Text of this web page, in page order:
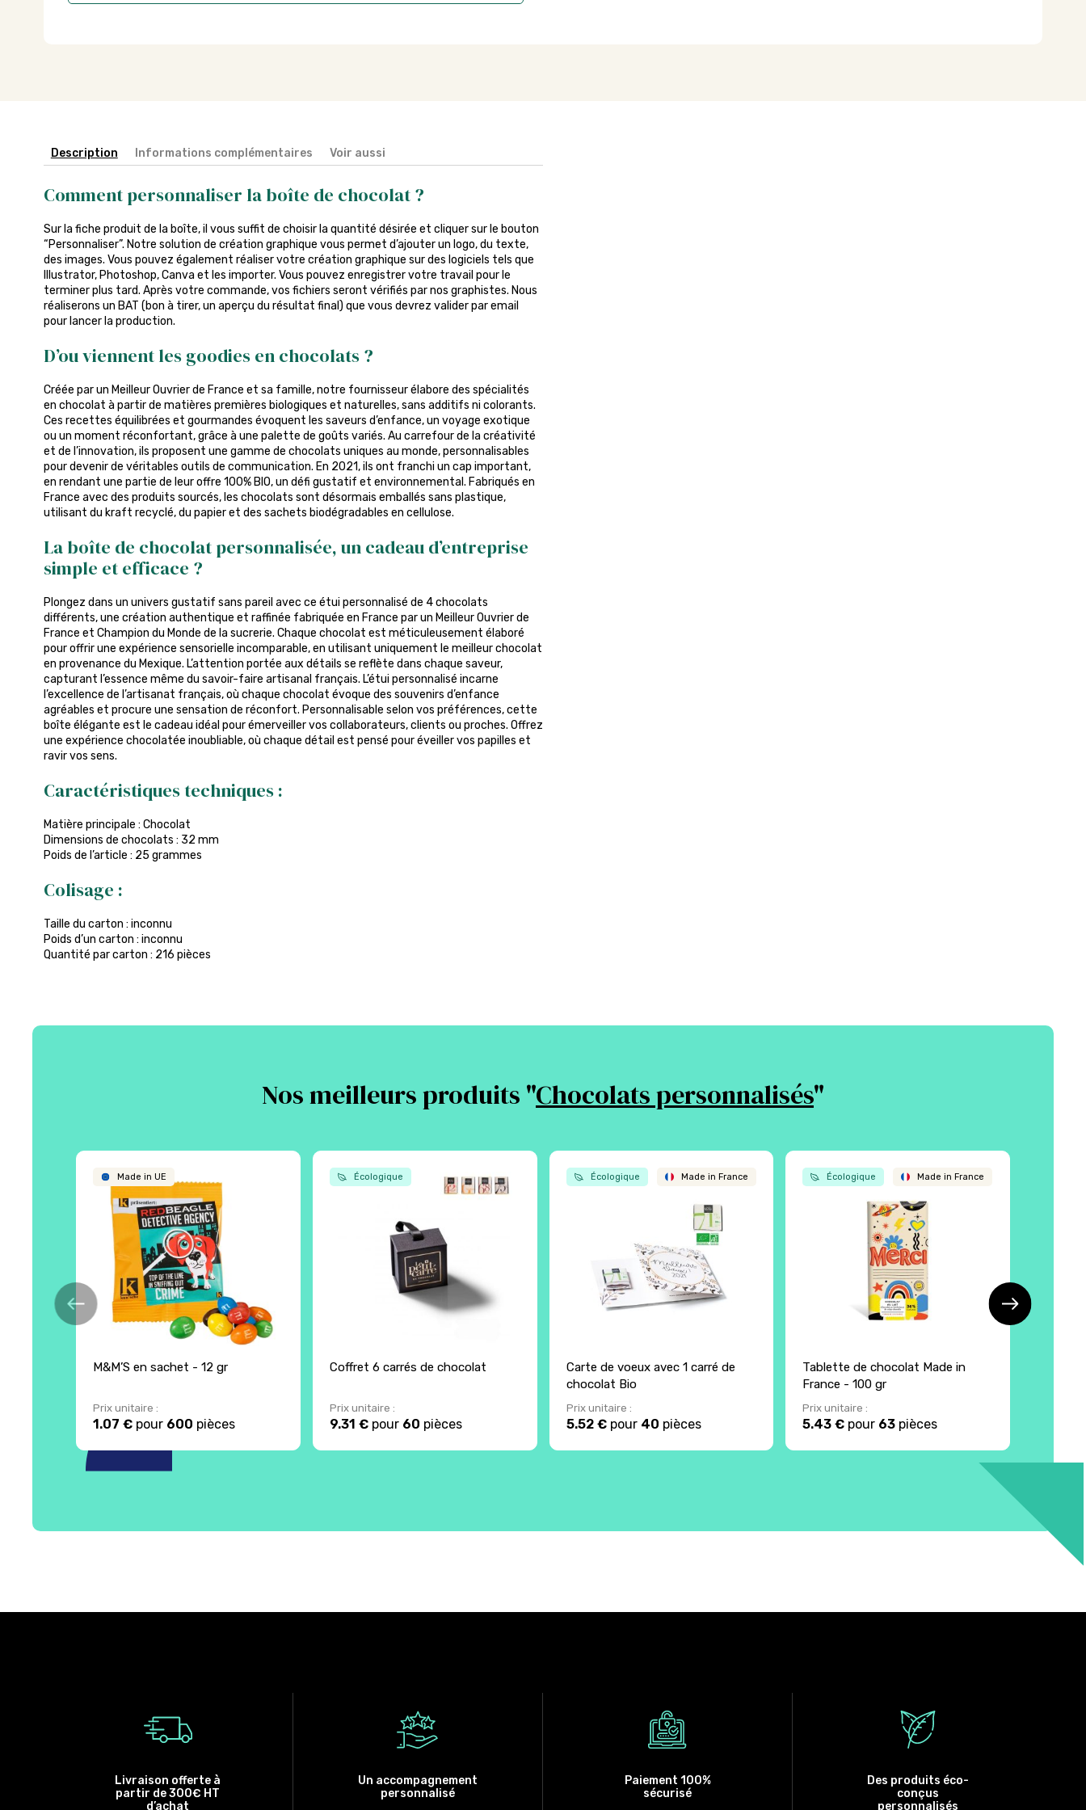
Description Informations complémentaires Voir aussi
Comment personnaliser la boîte de chocolat ?
Sur la fiche produit de la boîte, il vous suffit de choisir la quantité désirée et cliquer sur le bouton
“Personnaliser”. Notre solution de création graphique vous permet d’ajouter un logo, du texte,
des images. Vous pouvez également réaliser votre création graphique sur des logiciels tels que
Illustrator, Photoshop, Canva et les importer. Vous pouvez enregistrer votre travail pour le
terminer plus tard. Après votre commande, vos fichiers seront vérifiés par nos graphistes. Nous
réaliserons un BAT (bon à tirer, un aperçu du résultat final) que vous devrez valider par email
pour lancer la production.
D’ou viennent les goodies en chocolats ?
Créée par un Meilleur Ouvrier de France et sa famille, notre fournisseur élabore des spécialités
en chocolat à partir de matières premières biologiques et naturelles, sans additifs ni colorants.
Ces recettes équilibrées et gourmandes évoquent les saveurs d’enfance, un voyage exotique
ou un moment réconfortant, grâce à une palette de goûts variés. Au carrefour de la créativité
et de l’innovation, ils proposent une gamme de chocolats uniques au monde, personnalisables
pour devenir de véritables outils de communication. En 2021, ils ont franchi un cap important,
en rendant une partie de leur offre 100% BIO, un défi gustatif et environnemental. Fabriqués en
France avec des produits sourcés, les chocolats sont désormais emballés sans plastique,
utilisant du kraft recyclé, du papier et des sachets biodégradables en cellulose.
La boîte de chocolat personnalisée, un cadeau d’entreprise
simple et efficace ?
Plongez dans un univers gustatif sans pareil avec ce étui personnalisé de 4 chocolats
différents, une création authentique et raffinée fabriquée en France par un Meilleur Ouvrier de
France et Champion du Monde de la sucrerie. Chaque chocolat est méticuleusement élaboré
pour offrir une expérience sensorielle incomparable, en utilisant uniquement le meilleur chocolat
en provenance du Mexique. L’attention portée aux détails se reflète dans chaque saveur,
capturant l’essence même du savoir-faire artisanal français. L’étui personnalisé incarne
l’excellence de l’artisanat français, où chaque chocolat évoque des souvenirs d’enfance
agréables et procure une sensation de réconfort. Personnalisable selon vos préférences, cette
boîte élégante est le cadeau idéal pour émerveiller vos collaborateurs, clients ou proches. Offrez
une expérience chocolatée inoubliable, où chaque détail est pensé pour éveiller vos papilles et
ravir vos sens.
Caractéristiques techniques :
Matière principale : Chocolat
Dimensions de chocolats : 32 mm
Poids de l’article : 25 grammes
Colisage :
Taille du carton : inconnu
Poids d’un carton : inconnu
Quantité par carton : 216 pièces
Nos meilleurs produits "Chocolats personnalisés"
Made in UE
M&M’S en sachet - 12 gr
Prix unitaire :
1.07 € pour 600 pièces
Écologique
Coffret 6 carrés de chocolat
Prix unitaire :
9.31 €pour 60 pièces
Écologique Made in France
Carte de voeux avec 1 carré de
chocolat Bio
Prix unitaire :
5.52 €pour 40 pièces
Écologique Made in France
Tablette de chocolat Made in
France - 100 gr
Prix unitaire :
5.43 € pour 63 pièces
Livraison offerte à
partir de 300€ HT
d’achat
Un accompagnement
personnalisé
Paiement 100%
sécurisé
Des produits éco-
conçus
personnalisés